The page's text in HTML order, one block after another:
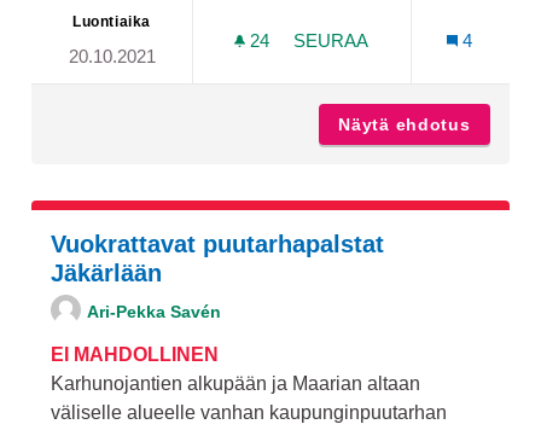
Luontiaika
20.10.2021
24 24 SEURAAJAA
SEURAA
4
Näytä ehdotus
Vuokrattavat puutarhapalstat
Jäkärlään
Ari-Pekka Savén
EI MAHDOLLINEN
Karhunojantien alkupään ja Maarian altaan
väliselle alueelle vanhan kaupunginpuutarhan